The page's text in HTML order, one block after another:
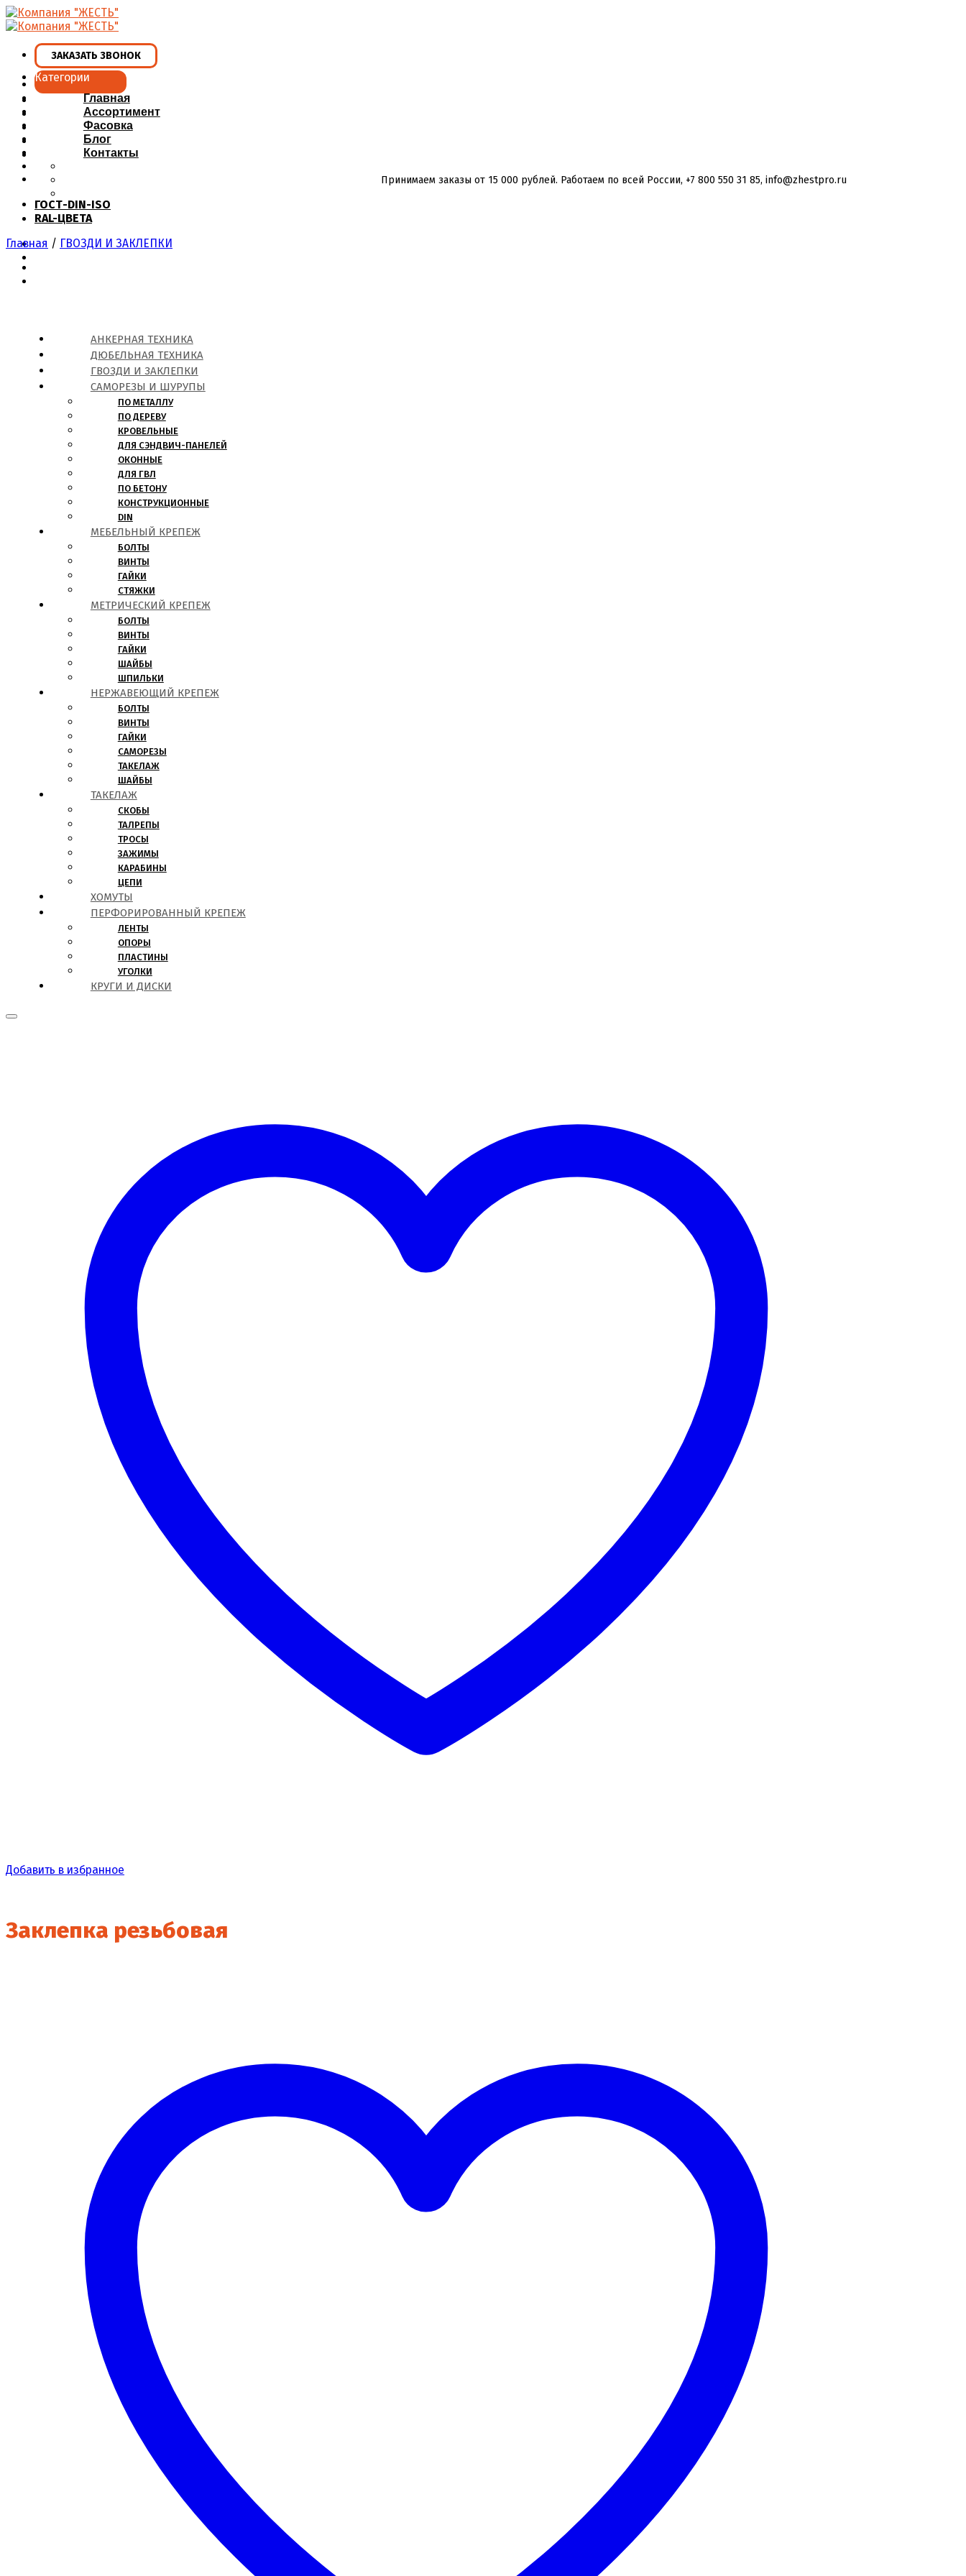
Skip
to
ЗАКАЗАТЬ ЗВОНОК
Главная
Ассортимент
Фасовка
Блог
Контакты
Категории
Принимаем заказы от 15 000 рублей. Работаем по всей России, +7 800 550 31 85, info@zhestpro.ru
ГОСТ-DIN-ISO
RAL-ЦВЕТА
Главная / ГВОЗДИ И ЗАКЛЕПКИ
АНКЕРНАЯ ТЕХНИКА
ДЮБЕЛЬНАЯ ТЕХНИКА
ГВОЗДИ И ЗАКЛЕПКИ
САМОРЕЗЫ И ШУРУПЫ
ПО МЕТАЛЛУ
ПО ДЕРЕВУ
КРОВЕЛЬНЫЕ
ДЛЯ СЭНДВИЧ-ПАНЕЛЕЙ
ОКОННЫЕ
ДЛЯ ГВЛ
ПО БЕТОНУ
КОНСТРУКЦИОННЫЕ
DIN
МЕБЕЛЬНЫЙ КРЕПЕЖ
БОЛТЫ
ВИНТЫ
ГАЙКИ
СТЯЖКИ
МЕТРИЧЕСКИЙ КРЕПЕЖ
БОЛТЫ
ВИНТЫ
ГАЙКИ
ШАЙБЫ
ШПИЛЬКИ
НЕРЖАВЕЮЩИЙ КРЕПЕЖ
БОЛТЫ
ВИНТЫ
ГАЙКИ
САМОРЕЗЫ
ТАКЕЛАЖ
ШАЙБЫ
ТАКЕЛАЖ
СКОБЫ
ТАЛРЕПЫ
ТРОСЫ
ЗАЖИМЫ
КАРАБИНЫ
ЦЕПИ
ХОМУТЫ
ПЕРФОРИРОВАННЫЙ КРЕПЕЖ
ЛЕНТЫ
ОПОРЫ
ПЛАСТИНЫ
УГОЛКИ
КРУГИ И ДИСКИ
Добавить в избранное
Заклепка резьбовая